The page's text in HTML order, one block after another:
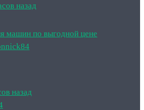
назад
машин по выгодной цене
назад